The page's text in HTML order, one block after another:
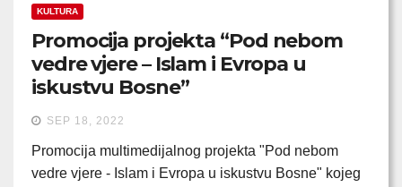
KULTURA
Promocija projekta “Pod nebom
vedre vjere – Islam i Evropa u
iskustvu Bosne”
SEP 18, 2022
Promocija multimedijalnog projekta "Pod nebom
vedre vjere - Islam i Evropa u iskustvu Bosne" kojeg